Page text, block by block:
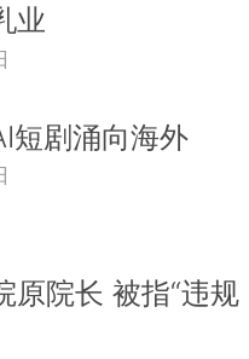
业
短剧涌向海外
原院长 被指“违规